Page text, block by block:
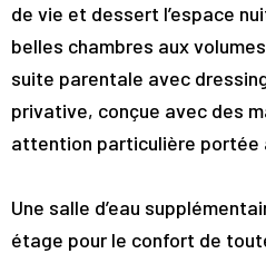
de vie et dessert l’espace
belles chambres aux
suite parentale avec
privative, conçue avec des
attention particulière portée
Une salle d’eau
étage pour le confort de